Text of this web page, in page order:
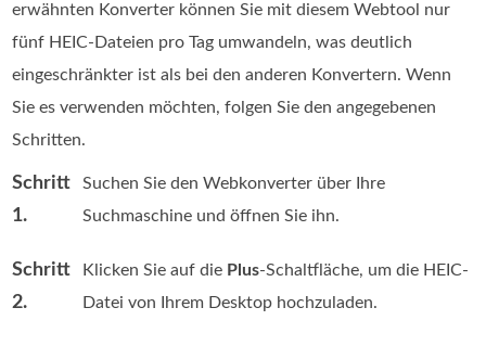
erwähnten Konverter können Sie mit diesem Webtool nur
fünf HEIC‑Dateien pro Tag umwandeln, was deutlich
eingeschränkter ist als bei den anderen Konvertern. Wenn
Sie es verwenden möchten, folgen Sie den angegebenen
Schritten.
Schritt
1.
Suchen Sie den Webkonverter über Ihre
Suchmaschine und öffnen Sie ihn.
Schritt
2.
Klicken Sie auf die Plus-Schaltfläche, um die HEIC-
Datei von Ihrem Desktop hochzuladen.